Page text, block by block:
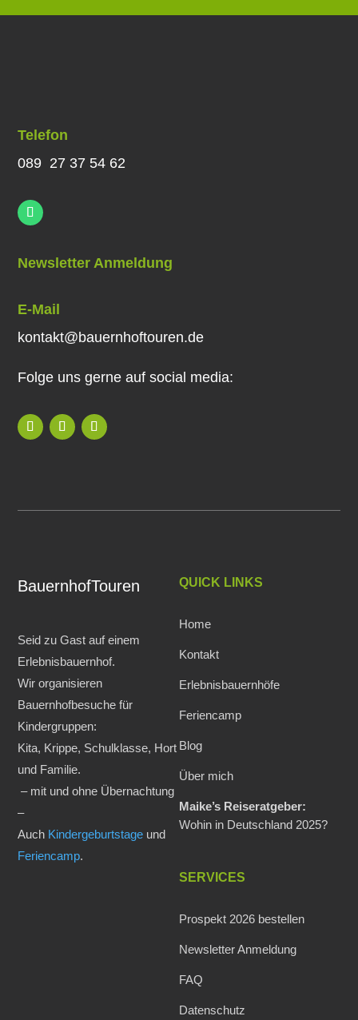
Telefon
089 27 37 54 62
Newsletter Anmeldung
E-Mail
kontakt@bauernhoftouren.de
Folge uns gerne auf social media:
BauernhofTouren
Seid zu Gast auf einem
Erlebnisbauernhof.
Wir organisieren
Bauernhofbesuche für
Kindergruppen:
Kita, Krippe, Schulklasse, Hort
und Familie.
– mit und ohne Übernachtung
–
Auch Kindergeburtstage und
Feriencamp.
QUICK LINKS
Home
Kontakt
Erlebnisbauernhöfe
Feriencamp
Blog
Über mich
Maike’s Reiseratgeber:
Wohin in Deutschland 2025?
SERVICES
Prospekt 2026 bestellen
Newsletter Anmeldung
FAQ
Datenschutz